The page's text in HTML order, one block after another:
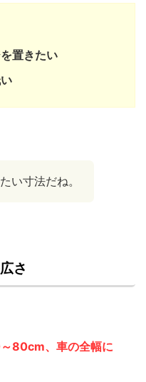
置きたい
い寸法だね。
さ
80cm、車の全幅に